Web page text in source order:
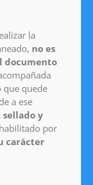
la
no es
documento
que quede
a ese
y
por
carácter